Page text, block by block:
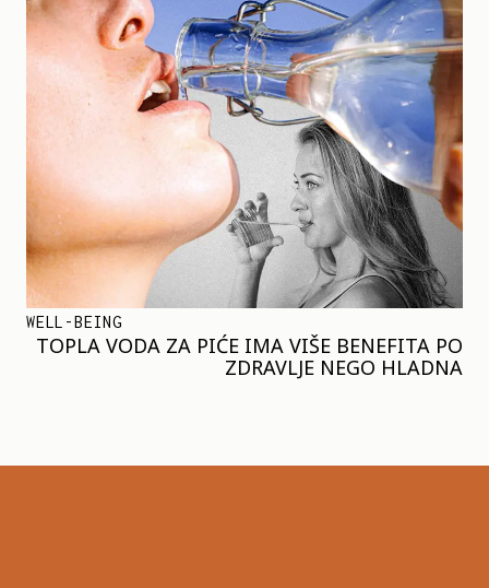
WELL-BEING
TOPLA VODA ZA PIĆE IMA VIŠE BENEFITA PO
ZDRAVLJE NEGO HLADNA